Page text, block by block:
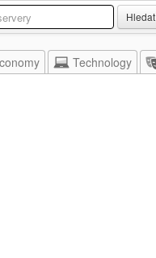
Hledat
Technology